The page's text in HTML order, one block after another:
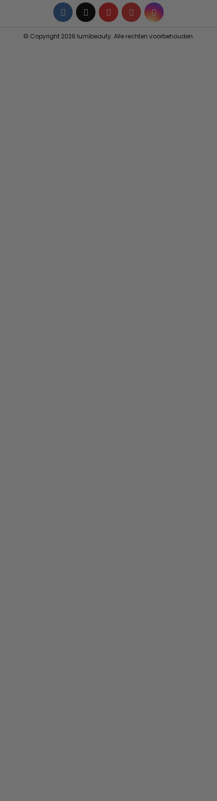
Facebook
TwitterYouTubePinterestInstagram
© Copyright 2026 lumibeauty. Alle rechten voorbehouden.